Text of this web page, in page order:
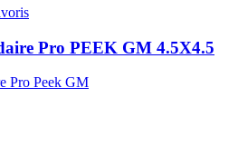
Pro PEEK GM 4.5X4.5
Pro Peek GM